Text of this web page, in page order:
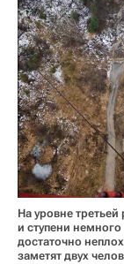
На уровне
и ступени
достаточно
заметят двух